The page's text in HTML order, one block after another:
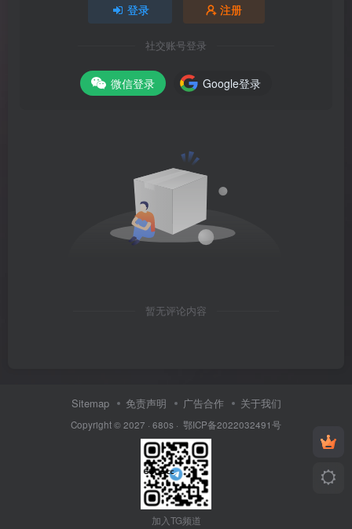
登录 注册
社交账号登录
微信登录 Google登录
暂无评论内容
Sitemap 免责声明 广告合作 关于我们
Copyright © 2027 · 680s · 鄂ICP备2022032491号
加入TG频道